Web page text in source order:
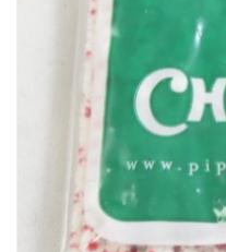
utilisation pour profiter
pouvez choisir de les